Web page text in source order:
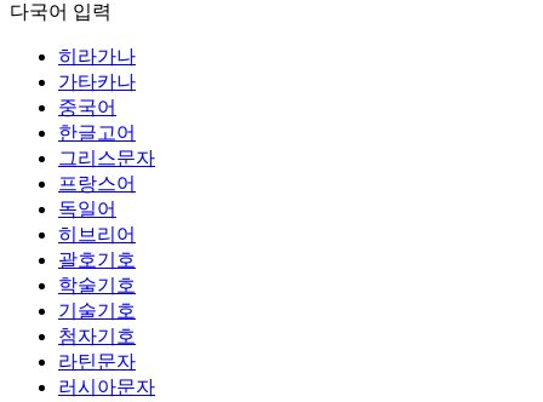
다국어 입력
히라가나
가타카나
중국어
한글고어
그리스문자
프랑스어
독일어
히브리어
괄호기호
학술기호
기술기호
첨자기호
라틴문자
러시아문자